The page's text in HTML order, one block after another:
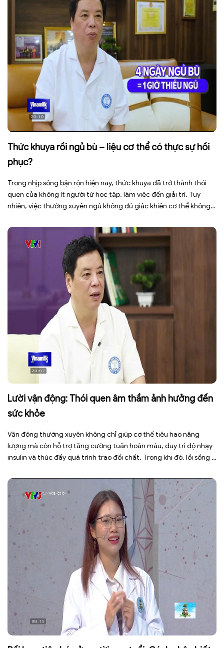
Thức khuya rồi ngủ bù – liệu cơ thể có thực sự hồi
phục?
Trong nhịp sống bận rộn hiện nay, thức khuya đã trở thành thói
quen của không ít người từ học tập, làm việc đến giải trí. Tuy
nhiên, việc thường xuyên ngủ không đủ giấc khiến cơ thể không
trung, […]
Lười vận động: Thói quen âm thầm ảnh hưởng đến
sức khỏe
Vận động thường xuyên không chỉ giúp cơ thể tiêu hao năng
lượng mà còn hỗ trợ tăng cường tuần hoàn máu, duy trì độ nhạy
insulin và thúc đẩy quá trình trao đổi chất. Trong khi đó, lối sống ít
[…]